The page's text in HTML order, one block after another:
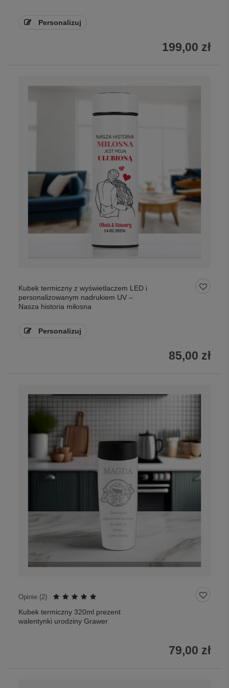
Personalizuj
199,00 zł
Kubek termiczny z wyświetlaczem LED i
personalizowanym nadrukiem UV –
Nasza historia miłosna
Personalizuj
85,00 zł
Opinie (2)
Kubek termiczny 320ml prezent
walentynki urodziny Grawer
79,00 zł